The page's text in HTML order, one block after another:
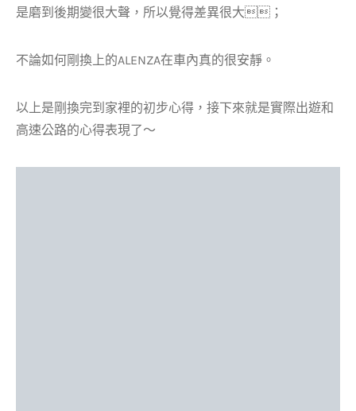
是磨到後期變很大聲，所以覺得差異很大；
不論如何剛換上的ALENZA在車內真的很安靜。
以上是剛換完到家裡的初步心得，接下來就是實際出遊和
高速公路的心得表現了～